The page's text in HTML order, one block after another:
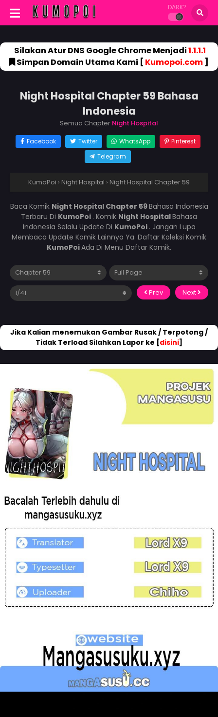
DARK?
Silakan Atur DNS Google Chrome Menjadi1.1.1.1
Simpan Domain Utama Kami [ Kumopoi.com]
Night Hospital Chapter 59 Bahasa
Indonesia
Semua Chapter Night Hospital
Facebook Twitter WhatsApp
Pinterest
Telegram
KumoPoi › Night Hospital › Night Hospital Chapter 59
Baca Komik Night Hospital Chapter 59Bahasa Indonesia
Terbaru Di KumoPoi . Komik Night HospitalBahasa
Indonesia Selalu Update Di KumoPoi . Jangan Lupa
Membaca Update Komik Lainnya Ya. Daftar Koleksi Komik
KumoPoiAda Di Menu Daftar Komik.
Prev Next
Jika Kalian menemukan Gambar Rusak / Terpotong /
Tidak Terload Silahkan Lapor ke [disini]